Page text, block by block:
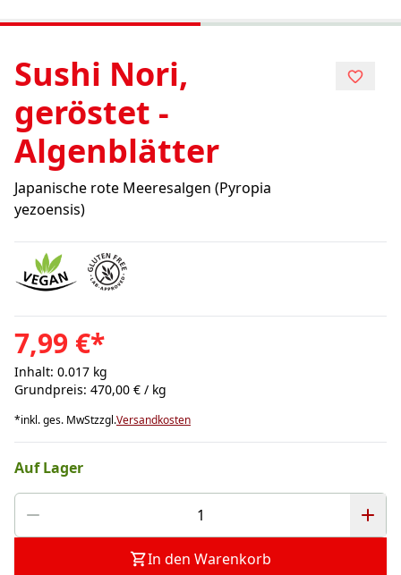
Sushi Nori,
geröstet -
Algenblätter
Japanische rote Meeresalgen (Pyropia
yezoensis)
7,99 €*
Inhalt: 0.017 kg
Grundpreis: 470,00 € / kg
*inkl. ges. MwStzzgl.Versandkosten
Auf Lager
In den Warenkorb